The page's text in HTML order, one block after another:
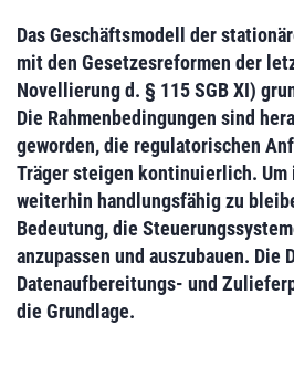
Das Geschäftsmodell der
mit den Gesetzesreformen der
Novellierung d. § 115 SGB XI)
Die Rahmenbedingungen sind
geworden, die regulatorischen
Träger steigen kontinuierlich. Um
weiterhin handlungsfähig zu
Bedeutung, die
anzupassen und auszubauen.
Datenaufbereitungs- und
die Grundlage.